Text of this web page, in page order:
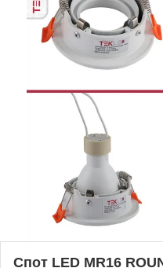
Спот LED MR16